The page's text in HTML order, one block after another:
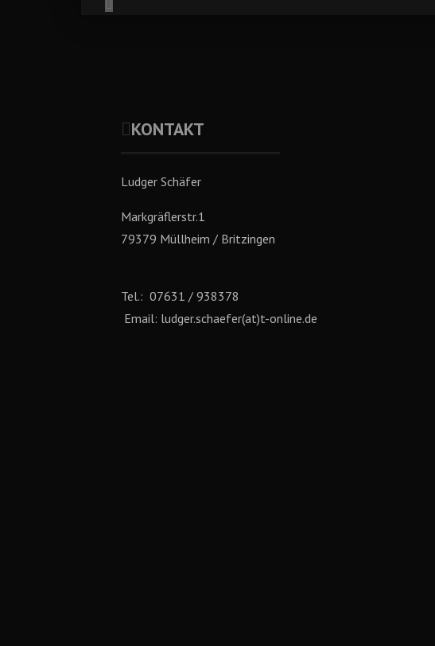
KONTAKT
Ludger Schäfer
Markgräflerstr.1
79379 Müllheim / Britzingen
Tel.: 07631 / 938378
Email: ludger.schaefer(at)t-online.de